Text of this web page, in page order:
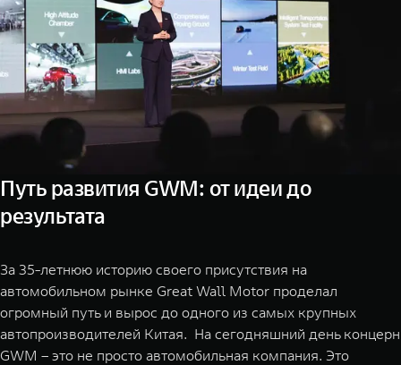
Путь развития GWM: от идеи до
результата
За 35-летнюю историю своего присутствия на
автомобильном рынке Great Wall Motor проделал
огромный путь и вырос до одного из самых крупных
автопроизводителей Китая. На сегодняшний день концерн
GWM – это не просто автомобильная компания. Это